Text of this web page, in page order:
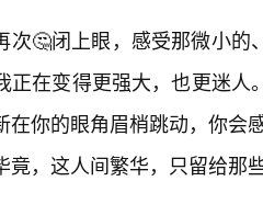
次🤔闭上眼，感受那微小
正在变得更强大，也更迷
在你的眼角眉梢跳动，你会
竟，这人间繁华，只留给那